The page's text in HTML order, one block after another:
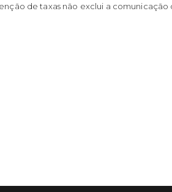
de taxas não exclui a comunicação